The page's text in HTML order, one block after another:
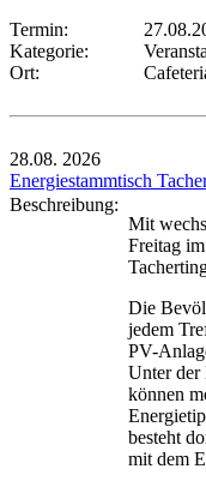
Termin:
Kategorie:
Ort:
28.08. 2026
Energiestammtisch
Beschreibung:
Mit
Freitag
Die
jedem
PV-
Unter der
können
besteht
mit dem